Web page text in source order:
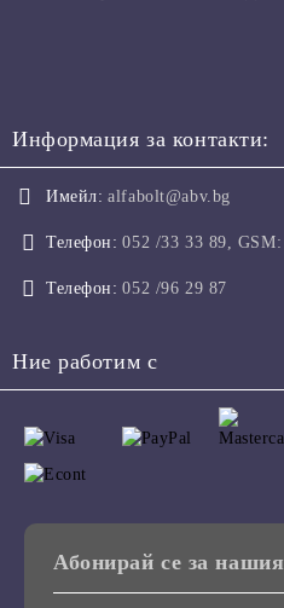
Информация за контакти:
Имейл: alfabolt@abv.bg
Телефон: 052 /33 33 89,
Телефон: 052 /96 29 87
Ние работим с
Абонирай се за